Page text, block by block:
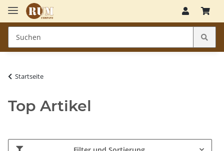
Startseite
Top Artikel